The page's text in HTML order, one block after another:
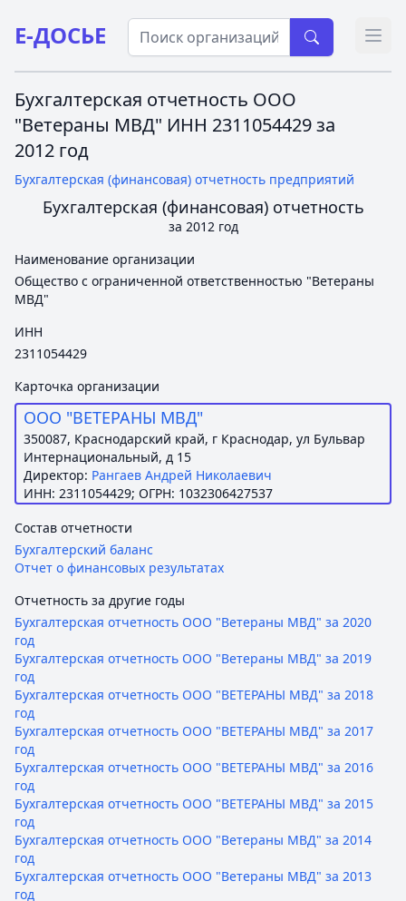
Е-ДОСЬЕ
Бухгалтерская отчетность ООО
"Ветераны МВД" ИНН 2311054429 за
2012 год
Бухгалтерская (финансовая) отчетность предприятий
Бухгалтерская (финансовая) отчетность
за 2012 год
Наименование организации
Общество с ограниченной ответственностью "Ветераны
МВД"
ИНН
2311054429
Карточка организации
ООО "ВЕТЕРАНЫ МВД"
350087, Краснодарский край, г Краснодар, ул Бульвар
Интернациональный, д 15
Директор: Рангаев Андрей Николаевич
ИНН: 2311054429; ОГРН: 1032306427537
Состав отчетности
Бухгалтерский баланс
Отчет о финансовых результатах
Отчетность за другие годы
Бухгалтерская отчетность ООО "Ветераны МВД" за 2020
год
Бухгалтерская отчетность ООО "Ветераны МВД" за 2019
год
Бухгалтерская отчетность ООО "ВЕТЕРАНЫ МВД" за 2018
год
Бухгалтерская отчетность ООО "ВЕТЕРАНЫ МВД" за 2017
год
Бухгалтерская отчетность ООО "ВЕТЕРАНЫ МВД" за 2016
год
Бухгалтерская отчетность ООО "ВЕТЕРАНЫ МВД" за 2015
год
Бухгалтерская отчетность ООО "Ветераны МВД" за 2014
год
Бухгалтерская отчетность ООО "Ветераны МВД" за 2013
год